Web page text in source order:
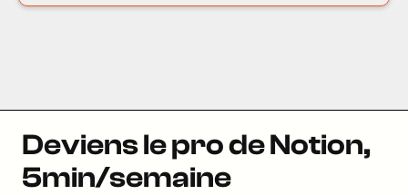
Deviens le pro de Notion,
5min/semaine